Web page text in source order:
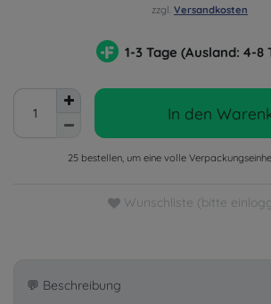
zzgl. Versandkosten
1-3 Tage (Ausland: 4-8
In den
25 bestellen, um eine volle
Wunschliste (bitte
💬 Beschreibung